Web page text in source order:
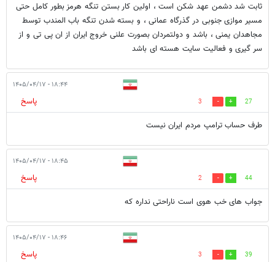
ثابت شد دشمن عهد شکن است ، اولین کار بستن تنگه هرمز بطور کامل حتی
مسیر موازی جنوبی در گذرگاه عمانی ، و بسته شدن تنگه باب المندب توسط
مجاهدان یمنی ، باشد و دولتمردان بصورت علنی خروج ایران از ان پی تی و از
سر گیری و فعالیت سایت هسته ای باشد
۱۸:۴۴ - ۱۴۰۵/۰۴/۱۷
27
3
پاسخ
طرف حساب ترامپ مردم ایران نیست
۱۸:۴۵ - ۱۴۰۵/۰۴/۱۷
44
2
پاسخ
جواب های خب هوی است ناراحتی نداره که
۱۸:۴۶ - ۱۴۰۵/۰۴/۱۷
39
3
پاسخ